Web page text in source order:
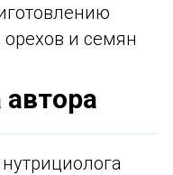
и семян